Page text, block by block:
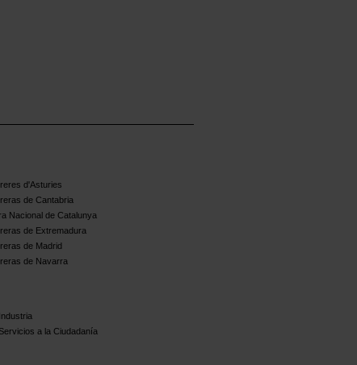
d'Asturies
de Cantabria
Nacional de Catalunya
de Extremadura
de Madrid
de Navarra
a la Ciudadanía